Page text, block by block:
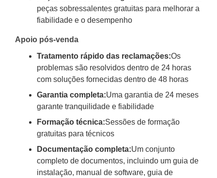
peças sobressalentes gratuitas para melhorar a
fiabilidade e o desempenho
Apoio pós-venda
Tratamento rápido das reclamações:Os
problemas são resolvidos dentro de 24 horas
com soluções fornecidas dentro de 48 horas
Garantia completa:Uma garantia de 24 meses
garante tranquilidade e fiabilidade
Formação técnica:Sessões de formação
gratuitas para técnicos
Documentação completa:Um conjunto
completo de documentos, incluindo um guia de
instalação, manual de software, guia de